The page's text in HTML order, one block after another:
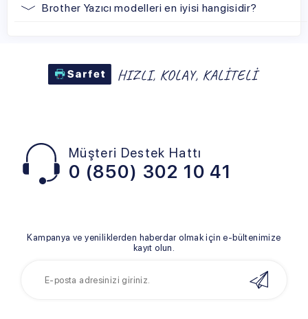
Brother Yazıcı modelleri en iyisi hangisidir?
Müşteri Destek Hattı
0 (850) 302 10 41
Kampanya ve yeniliklerden haberdar olmak için e-bültenimize
kayıt olun.